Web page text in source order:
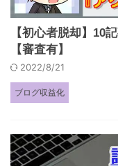
【初心者脱却】10
【審査有】
2022/8/21
ブログ収益化